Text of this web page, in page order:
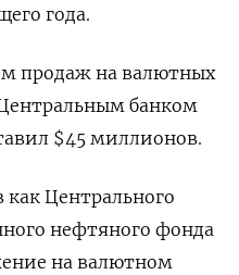
года.
продаж на валютных
банком
$45 миллионов.
как Центрального
нефтяного фонда
на валютном